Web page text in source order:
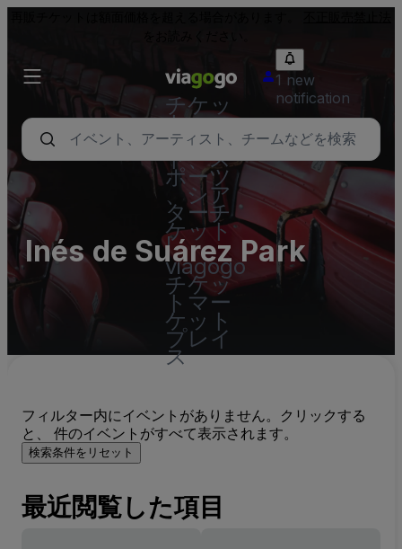
チケッ
ト - コ
ンサー
ト、ス
ポーツ
、シア
ターチ
ケット
|
viagogo
チケッ
トマー
ケット
プレイ
ス
1 new
notification
Inés de Suárez Park
フィルター内にイベントがありません。クリックする
と、 件のイベントがすべて表示されます。
検索条件をリセット
最近閲覧した項目